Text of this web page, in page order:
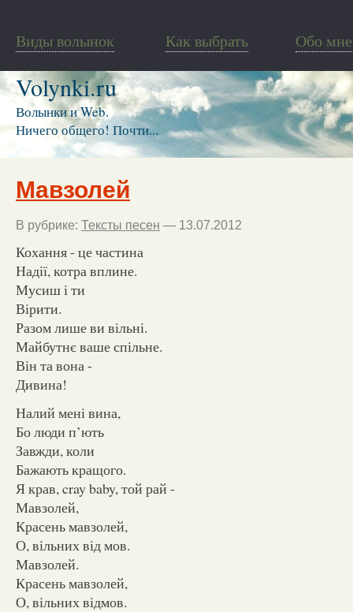
Виды волынок Как выбрать Обо мне
Volynki.ru
Волынки и Web.
Ничего общего! Почти...
Мавзолей
В рубрике: Тексты песен — 13.07.2012
Кохання - це частина
Надії, котра вплине.
Мусиш і ти
Вірити.
Разом лише ви вільні.
Майбутнє ваше спільне.
Він та вона -
Дивина!
Налий мені вина,
Бо люди п’ють
Завжди, коли
Бажають кращого.
Я крав, cray baby, той рай -
Мавзолей,
Красень мавзолей,
О, вільних від мов.
Мавзолей.
Красень мавзолей,
О, вільних відмов.